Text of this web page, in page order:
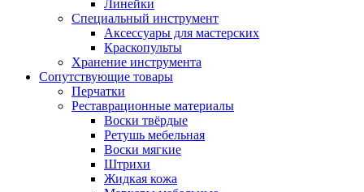
Линейки
Специальный инструмент
Аксессуары для мастерских
Краскопульты
Хранение инструмента
Сопутствующие товары
Перчатки
Реставрационные материалы
Воски твёрдые
Ретушь мебельная
Воски мягкие
Штрихи
Жидкая кожа